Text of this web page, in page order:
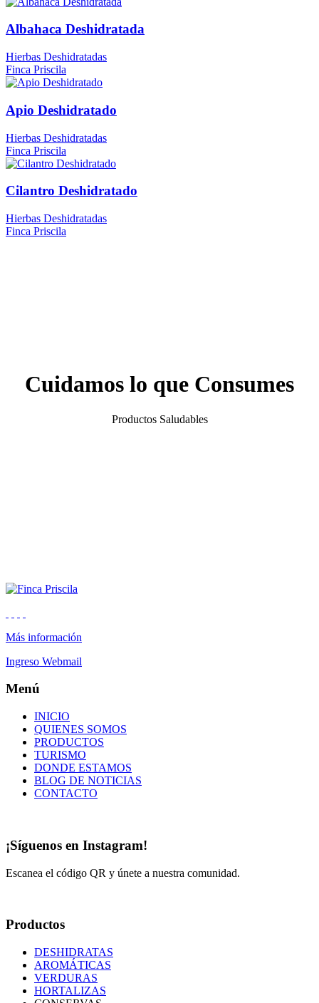
Albahaca Deshidratada
Hierbas Deshidratadas
Finca Priscila
Apio Deshidratado
Hierbas Deshidratadas
Finca Priscila
Cilantro Deshidratado
Hierbas Deshidratadas
Finca Priscila
Cuidamos lo que Consumes
Productos Saludables
Más información
Ingreso Webmail
Menú
INICIO
QUIENES SOMOS
PRODUCTOS
TURISMO
DONDE ESTAMOS
BLOG DE NOTICIAS
CONTACTO
¡Síguenos en Instagram!
Escanea el código QR y únete a nuestra comunidad.
Productos
DESHIDRATAS
AROMÁTICAS
VERDURAS
HORTALIZAS